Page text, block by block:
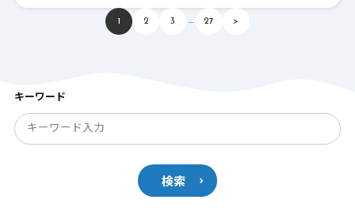
1 2 3 … 27 >
キーワード
検索